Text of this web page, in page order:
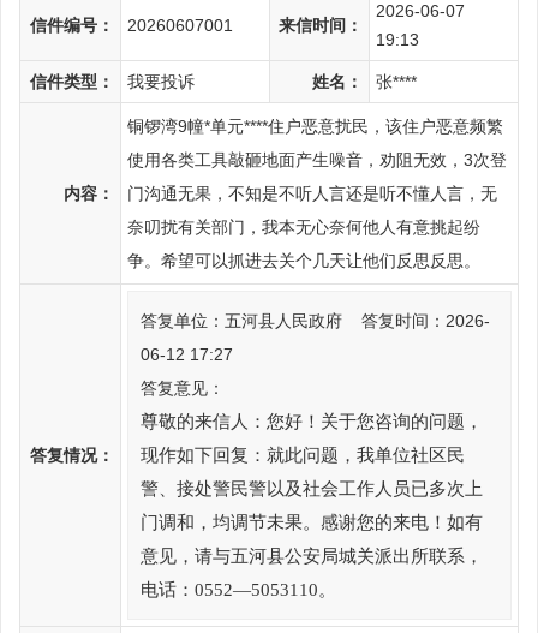
信件编号： 20260607001 来信时间：
2026-06-07
19:13
信件类型： 我要投诉 姓名： 张****
内容：
铜锣湾9幢*单元****住户恶意扰民，该住户恶意频繁
使用各类工具敲砸地面产生噪音，劝阻无效，3次登
门沟通无果，不知是不听人言还是听不懂人言，无
奈叨扰有关部门，我本无心奈何他人有意挑起纷
争。希望可以抓进去关个几天让他们反思反思。
答复情况：
答复单位：五河县人民政府 答复时间：2026-
06-12 17:27
答复意见：
尊敬的来信人：您好！关于您咨询的问题，
现作如下回复：就此问题，我单位社区民
警、接处警民警以及社会工作人员已多次上
门调和，均调节未果。感谢您的来电！如有
意见，请与五河县公安局城关派出所联系，
电话：0552—5053110。